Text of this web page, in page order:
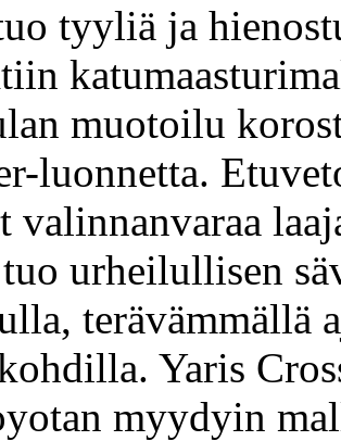
tyyliä ja
muotoilu
luonnetta.
valinnanvaraa
urheilullisen
terävämmällä
Yaris
myydyin